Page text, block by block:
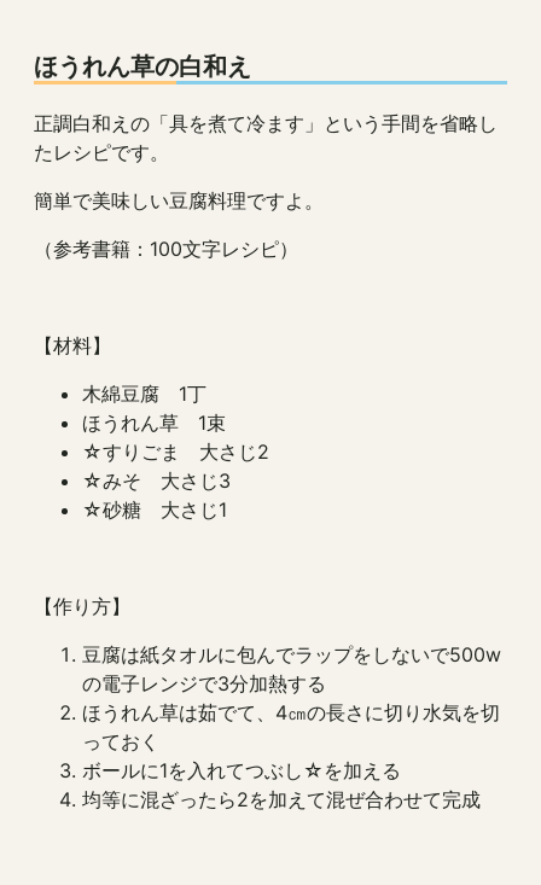
ほうれん草の白和え
正調白和えの「具を煮て冷ます」という手間を省略し
たレシピです。
簡単で美味しい豆腐料理ですよ。
（参考書籍：100文字レシピ）
【材料】
木綿豆腐 1丁
ほうれん草 1束
☆すりごま 大さじ2
☆みそ 大さじ3
☆砂糖 大さじ1
【作り方】
豆腐は紙タオルに包んでラップをしないで500w
の電子レンジで3分加熱する
ほうれん草は茹でて、4㎝の長さに切り水気を切
っておく
ボールに1を入れてつぶし☆を加える
均等に混ざったら2を加えて混ぜ合わせて完成